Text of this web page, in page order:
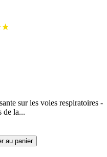
sur les voies respiratoires -
de la...
au panier